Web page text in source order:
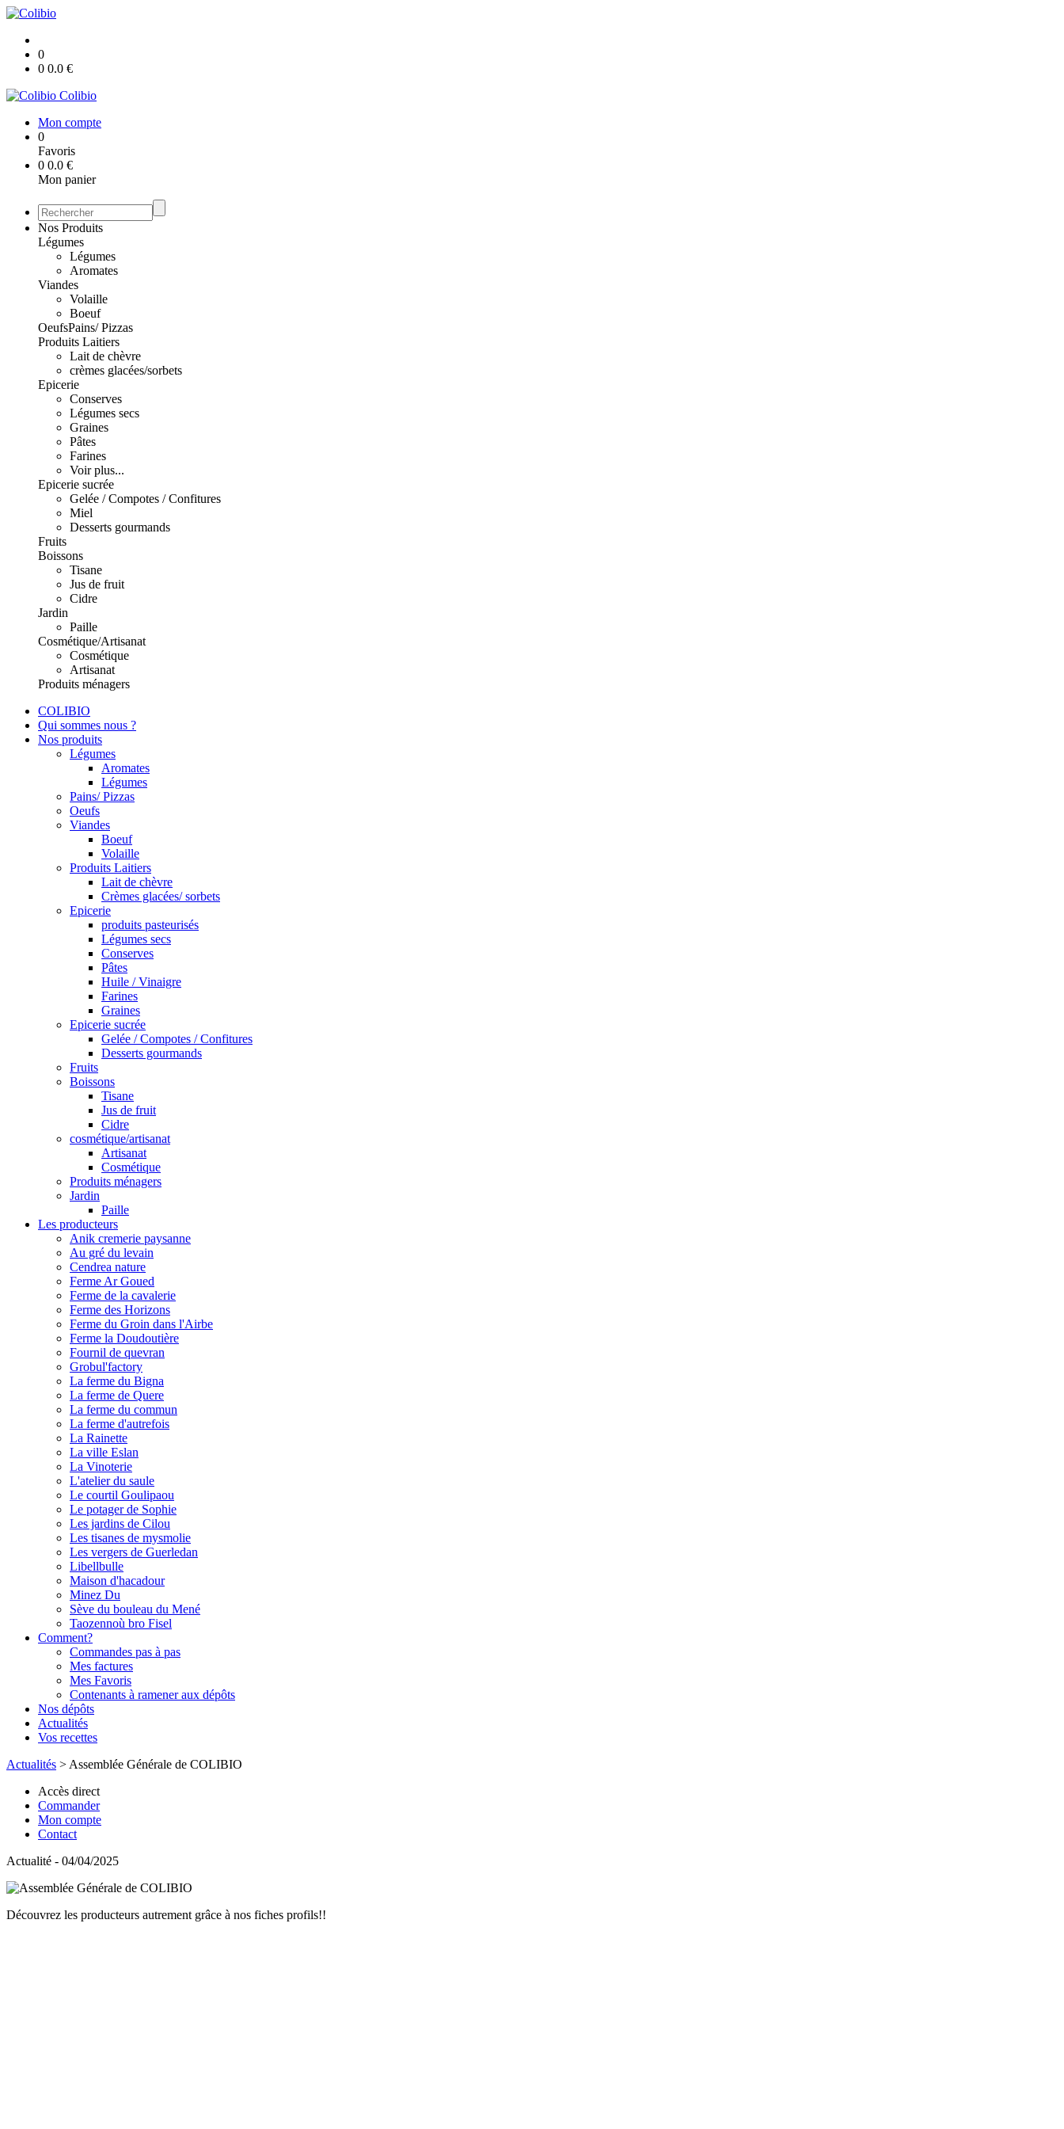
0
0 0.0 €
Colibio
Mon compte
0
Favoris
0 0.0 €
Mon panier
Nos Produits
Légumes
Légumes
Aromates
Viandes
Volaille
Boeuf
OeufsPains/ Pizzas
Produits Laitiers
Lait de chèvre
crèmes glacées/sorbets
Epicerie
Conserves
Légumes secs
Graines
Pâtes
Farines
Voir plus...
Epicerie sucrée
Gelée / Compotes / Confitures
Miel
Desserts gourmands
Fruits
Boissons
Tisane
Jus de fruit
Cidre
Jardin
Paille
Cosmétique/Artisanat
Cosmétique
Artisanat
Produits ménagers
COLIBIO
Qui sommes nous ?
Nos produits
Légumes
Aromates
Légumes
Pains/ Pizzas
Oeufs
Viandes
Boeuf
Volaille
Produits Laitiers
Lait de chèvre
Crèmes glacées/ sorbets
Epicerie
produits pasteurisés
Légumes secs
Conserves
Pâtes
Huile / Vinaigre
Farines
Graines
Epicerie sucrée
Gelée / Compotes / Confitures
Desserts gourmands
Fruits
Boissons
Tisane
Jus de fruit
Cidre
cosmétique/artisanat
Artisanat
Cosmétique
Produits ménagers
Jardin
Paille
Les producteurs
Anik cremerie paysanne
Au gré du levain
Cendrea nature
Ferme Ar Goued
Ferme de la cavalerie
Ferme des Horizons
Ferme du Groin dans l'Airbe
Ferme la Doudoutière
Fournil de quevran
Grobul'factory
La ferme du Bigna
La ferme de Quere
La ferme du commun
La ferme d'autrefois
La Rainette
La ville Eslan
La Vinoterie
L'atelier du saule
Le courtil Goulipaou
Le potager de Sophie
Les jardins de Cilou
Les tisanes de mysmolie
Les vergers de Guerledan
Libellbulle
Maison d'hacadour
Minez Du
Sève du bouleau du Mené
Taozennoù bro Fisel
Comment?
Commandes pas à pas
Mes factures
Mes Favoris
Contenants à ramener aux dépôts
Nos dépôts
Actualités
Vos recettes
Actualités > Assemblée Générale de COLIBIO
Accès direct
Commander
Mon compte
Contact
Actualité - 04/04/2025
Découvrez les producteurs autrement grâce à nos fiches profils!!